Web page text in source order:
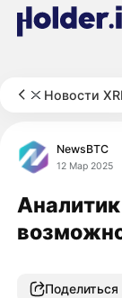
Новости
NewsBTC
12 Мар 2025
Поделиться